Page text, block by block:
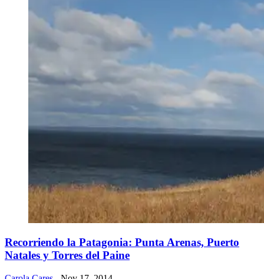
Recorriendo la Patagonia: Punta Arenas, Puerto
Natales y Torres del Paine